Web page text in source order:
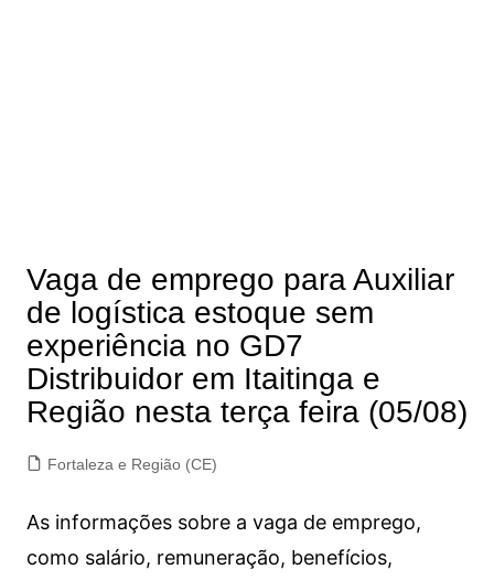
Vaga de emprego para Auxiliar
de logística estoque sem
experiência no GD7
Distribuidor em Itaitinga e
Região nesta terça feira (05/08)
Fortaleza e Região (CE)
As informações sobre a vaga de emprego,
como salário, remuneração, benefícios,